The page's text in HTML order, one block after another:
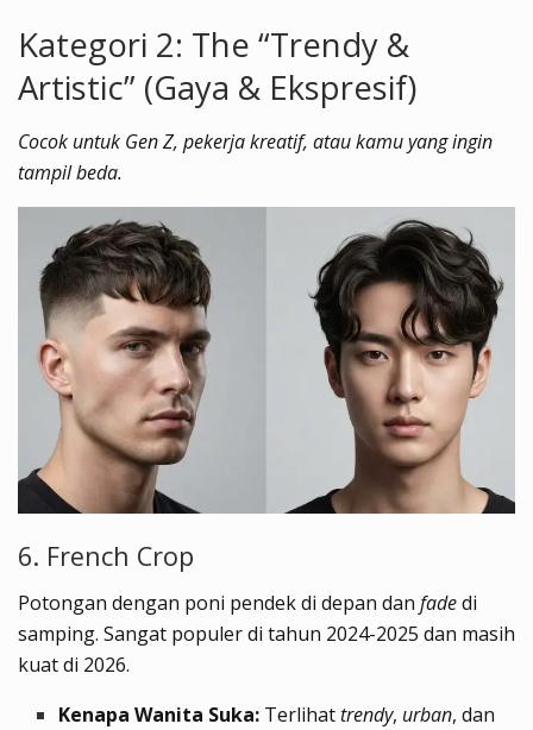
Kategori 2: The “Trendy &
Artistic” (Gaya & Ekspresif)
Cocok untuk Gen Z, pekerja kreatif, atau kamu yang ingin
tampil beda.
6. French Crop
Potongan dengan poni pendek di depan dan fadedi
samping. Sangat populer di tahun 2024-2025 dan masih
kuat di 2026.
Kenapa Wanita Suka: Terlihattrendy, urban, dan